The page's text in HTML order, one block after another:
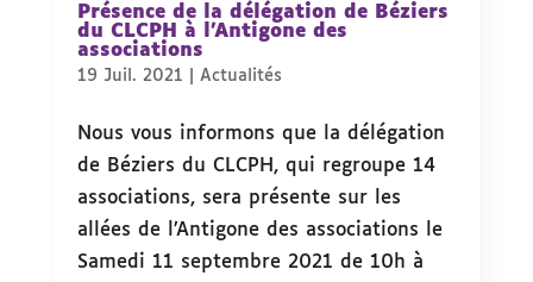
Présence de la délégation de Béziers
du CLCPH à l’Antigone des
associations
19 Juil. 2021 Actualités
Nous vous informons que la délégation
de Béziers du CLCPH, qui regroupe 14
associations, sera présente sur les
allées de l’Antigone des associations le
Samedi 11 septembre 2021 de 10h à